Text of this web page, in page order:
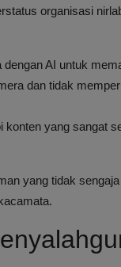
organisasi
AI untuk
dan tidak
yang sangat
yang tidak